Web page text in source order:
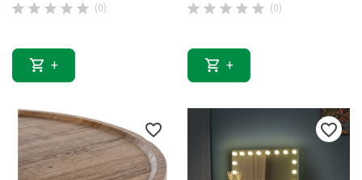
     (0)
 +
     (0)
 +
favorite_border favorite_border